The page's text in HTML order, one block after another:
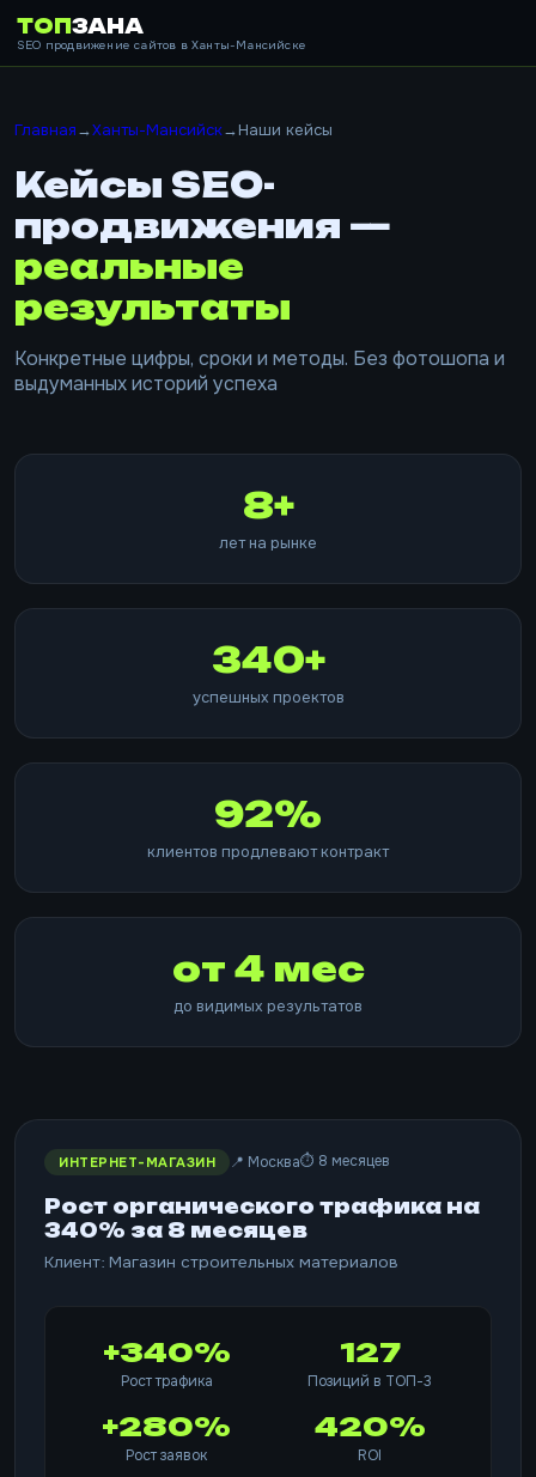
ТОП ЗАНА
SEO продвижение сайтов в Ханты-Мансийске
Главная→Ханты-Мансийск→Наши кейсы
Кейсы SEO-
продвижения —
реальные
результаты
Конкретные цифры, сроки и методы. Без фотошопа и
выдуманных историй успеха
8+
лет на рынке
340+
успешных проектов
92%
клиентов продлевают контракт
от 4 мес
до видимых результатов
ИНТЕРНЕТ-МАГАЗИН 📍 Москва⏱ 8 месяцев
Рост органического трафика на
340% за 8 месяцев
Клиент: Магазин строительных материалов
+340%
Рост трафика
127
Позиций в ТОП-3
+280%
Рост заявок
420%
ROI